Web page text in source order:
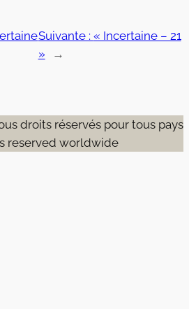
Suivante : « Incertaine – 21
»
→
droits réservés pour tous pays
reserved worldwide